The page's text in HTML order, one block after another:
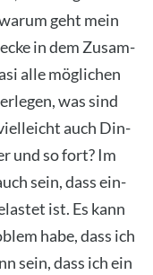
geht mein
in dem Zusam­
alle mög­li­chen
was sind
auch Din­
und so fort? Im
sein, dass ein­
ist. Es kann
habe, dass ich
sein, dass ich ein